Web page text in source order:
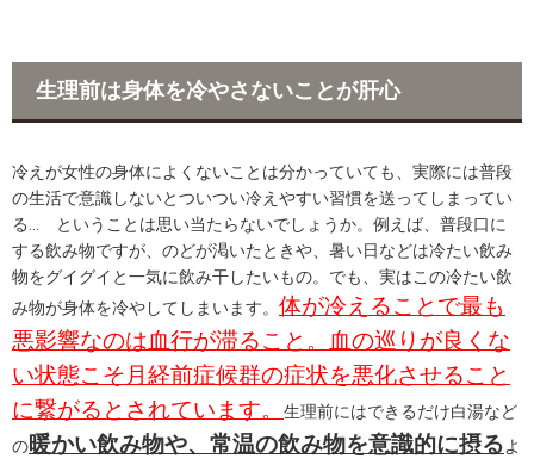
b
o
k
t
e
生理前は身体を冷やさないことが肝心
冷えが女性の身体によくないことは分かっていても、実際には普段
の生活で意識しないとついつい冷えやすい習慣を送ってしまってい
る… ということは思い当たらないでしょうか。例えば、普段口に
する飲み物ですが、のどが渇いたときや、暑い日などは冷たい飲み
物をグイグイと一気に飲み干したいもの。でも、実はこの冷たい飲
み物が身体を冷やしてしまいます。 体が冷えることで最も
悪影響なのは血行が滞ること。血の巡りが良くな
い状態こそ月経前症候群の症状を悪化させること
に繋がるとされています。
生理前にはできるだけ白湯など
の暖かい飲み物や、常温の飲み物を意識的に摂るよ